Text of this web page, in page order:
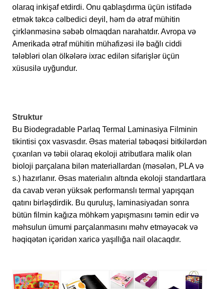
olaraq inkişaf etdirdi. Onu qablaşdırma üçün istifadə
etmək təkcə cəlbedici deyil, həm də ətraf mühitin
çirklənməsinə səbəb olmaqdan narahatdır. Avropa və
Amerikada ətraf mühitin mühafizəsi ilə bağlı ciddi
tələbləri olan ölkələrə ixrac edilən sifarişlər üçün
xüsusilə uyğundur.
Struktur
Bu Biodegradable Parlaq Termal Laminasiya Filminin
tikintisi çox vasvasdır. Əsas material təbəqəsi bitkilərdən
çıxarılan və təbii olaraq ekoloji atributlara malik olan
bioloji parçalana bilən materiallardan (məsələn, PLA və
s.) hazırlanır. Əsas materialın altında ekoloji standartlara
da cavab verən yüksək performanslı termal yapışqan
qatını birləşdirdik. Bu quruluş, laminasiyadan sonra
bütün filmin kağıza möhkəm yapışmasını təmin edir və
məhsulun ümumi parçalanmasını məhv etməyəcək və
həqiqətən içəridən xaricə yaşıllığa nail olacaqdır.